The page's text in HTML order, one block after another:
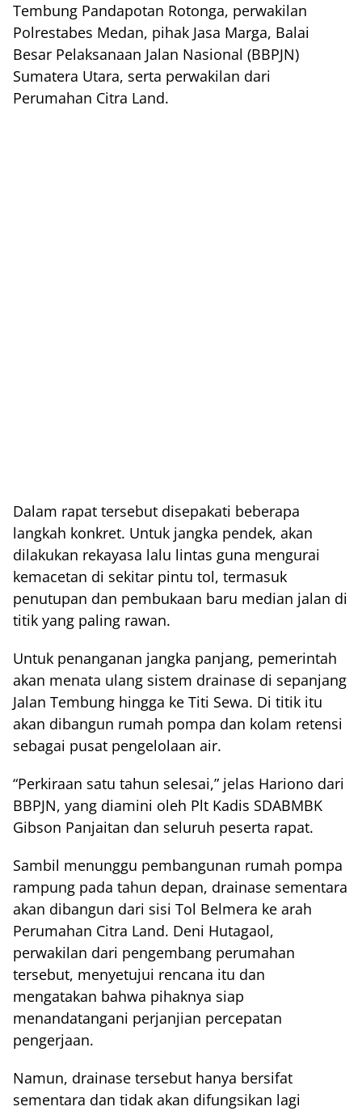
Tembung Pandapotan Rotonga, perwakilan
Polrestabes Medan, pihak Jasa Marga, Balai
Besar Pelaksanaan Jalan Nasional (BBPJN)
Sumatera Utara, serta perwakilan dari
Perumahan Citra Land.
Dalam rapat tersebut disepakati beberapa
langkah konkret. Untuk jangka pendek, akan
dilakukan rekayasa lalu lintas guna mengurai
kemacetan di sekitar pintu tol, termasuk
penutupan dan pembukaan baru median jalan di
titik yang paling rawan.
Untuk penanganan jangka panjang, pemerintah
akan menata ulang sistem drainase di sepanjang
Jalan Tembung hingga ke Titi Sewa. Di titik itu
akan dibangun rumah pompa dan kolam retensi
sebagai pusat pengelolaan air.
“Perkiraan satu tahun selesai,” jelas Hariono dari
BBPJN, yang diamini oleh Plt Kadis SDABMBK
Gibson Panjaitan dan seluruh peserta rapat.
Sambil menunggu pembangunan rumah pompa
rampung pada tahun depan, drainase sementara
akan dibangun dari sisi Tol Belmera ke arah
Perumahan Citra Land. Deni Hutagaol,
perwakilan dari pengembang perumahan
tersebut, menyetujui rencana itu dan
mengatakan bahwa pihaknya siap
menandatangani perjanjian percepatan
pengerjaan.
Namun, drainase tersebut hanya bersifat
sementara dan tidak akan difungsikan lagi